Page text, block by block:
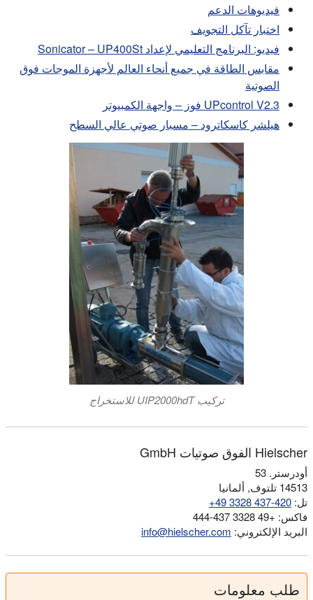
فيديوهات الدعم
اختبار تآكل التجويف
فيديو: البرنامج التعليمي لإعداد Sonicator – UP400St
مقابس الطاقة في جميع أنحاء العالم لأجهزة الموجات فوق
الصوتية
UPcontrol V2.3 فوز – واجهة الكمبيوتر
هيلشر كاسكاترود – مسبار صوتي عالي السطح
تركيب UIP2000hdT للاستخراج
Hielscher الفوق صوتيات GmbH
أودرستر. 53
14513 تلتوف, ألمانيا
تل: +49 3328 437-420
فاكس: +49 3328 437-444
البريد الإلكتروني: info@hielscher.com
طلب معلومات